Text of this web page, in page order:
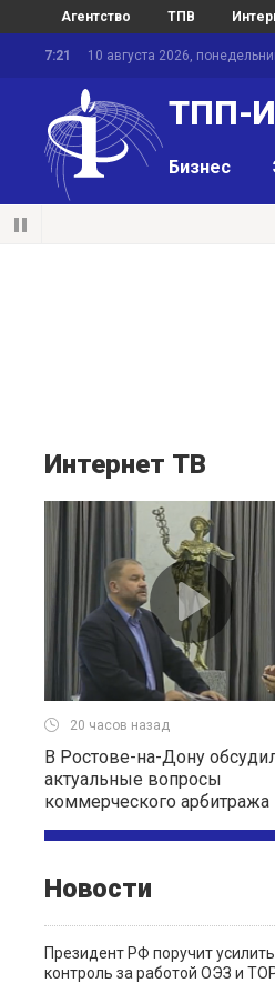
Агентство ТПВ
7:21 10 августа 2026,
ТПП-
Бизнес
Интернет ТВ
20 часов назад
В Ростове-на-Дону
актуальные вопросы
коммерческого арбитража
Новости
Президент РФ поручит усилить
контроль за работой ОЭЗ и